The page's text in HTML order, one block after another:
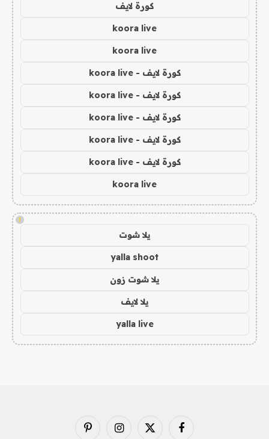
كورة لايف
koora live
koora live
كورة لايف - koora live
كورة لايف - koora live
كورة لايف - koora live
كورة لايف - koora live
كورة لايف - koora live
koora live
!
يلا شوت
yalla shoot
يلا شوت زون
يلا لايف
yalla live
فيسبوك X الانستغرامبينتيريست